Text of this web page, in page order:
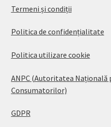
Termeni și condiții
Politica de confidențialitate
Politica utilizare cookie
ANPC (Autoritatea Națională
Consumatorilor)
GDPR